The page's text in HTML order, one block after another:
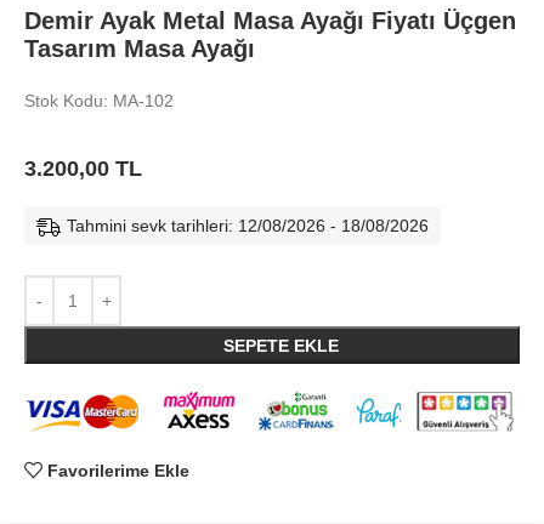
Demir Ayak Metal Masa Ayağı Fiyatı Üçgen
Tasarım Masa Ayağı
Stok Kodu: MA-102
3.200,00 TL
Tahmini sevk tarihleri: 12/08/2026 - 18/08/2026
SEPETE EKLE
Favorilerime Ekle